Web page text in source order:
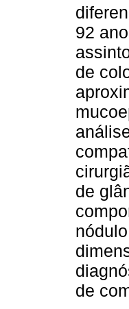
92
de
de
de